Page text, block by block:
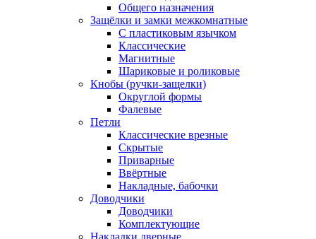
Общего назначения
Защёлки и замки межкомнатные
С пластиковым язычком
Классические
Магнитные
Шариковые и роликовые
Кнобы (ручки-защелки)
Округлой формы
Фалевые
Петли
Классические врезные
Скрытые
Приварные
Ввёртные
Накладные, бабочки
Доводчики
Доводчики
Комплектующие
Накладки дверные